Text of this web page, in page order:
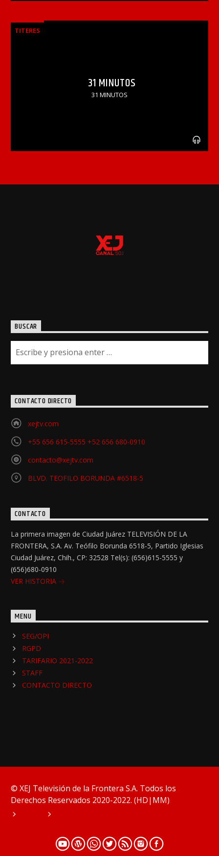
TITERES
31 MINUTOS
31 MINUTOS
BUSCAR
CONTACTO DIRECTO
xejtv.com
+55 656 615-5555 +52 656 680-0910
contacto@xejtv.com
BLVD. TEOFILO BORUNDA #6518-5
CONTACTO
La primera imagen de Ciudad Juárez TELEVISIÓN DE LA
FRONTERA, S.A. Av. Teófilo Borunda 6518-5, Partido Iglesias
Ciudad Juárez, Chih., CP: 32528 Tel(s): (656)615-5555 y
(656)680-0910
VER HISTORIA
MENU
SEG/OPI
RGPD
TARIFARIO 2021-2022
STAFF
CONTACTO DIRECTO
© XEJ Televisión de la Frontera S.A. Todos los
Derechos Reservados 2020-2022. (HD|MM)